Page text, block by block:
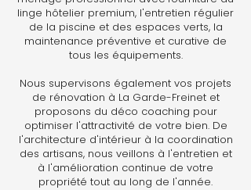
linge hôtelier premium, l'entretien régulier
de la piscine et des espaces verts, la
maintenance préventive et curative de
tous les équipements.
Nous supervisons également vos projets
de rénovation à La Garde-Freinet et
proposons du déco coaching pour
optimiser l'attractivité de votre bien. De
l'architecture d'intérieur à la coordination
des artisans, nous veillons à l'entretien et
à l'amélioration continue de votre
propriété tout au long de l'année.